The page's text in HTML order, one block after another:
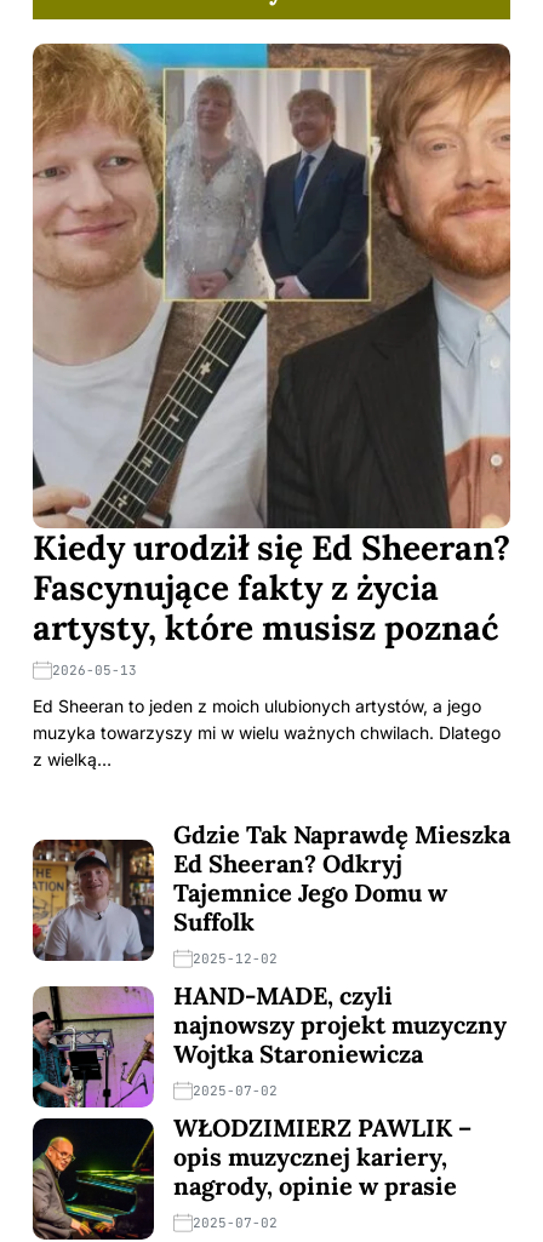
Kiedy urodził się Ed Sheeran?
Fascynujące fakty z życia
artysty, które musisz poznać
2026-05-13
Ed Sheeran to jeden z moich ulubionych artystów, a jego
muzyka towarzyszy mi w wielu ważnych chwilach. Dlatego
z wielką…
Gdzie Tak Naprawdę Mieszka
Ed Sheeran? Odkryj
Tajemnice Jego Domu w
Suffolk
2025-12-02
HAND-MADE, czyli
najnowszy projekt muzyczny
Wojtka Staroniewicza
2025-07-02
WŁODZIMIERZ PAWLIK –
opis muzycznej kariery,
nagrody, opinie w prasie
2025-07-02